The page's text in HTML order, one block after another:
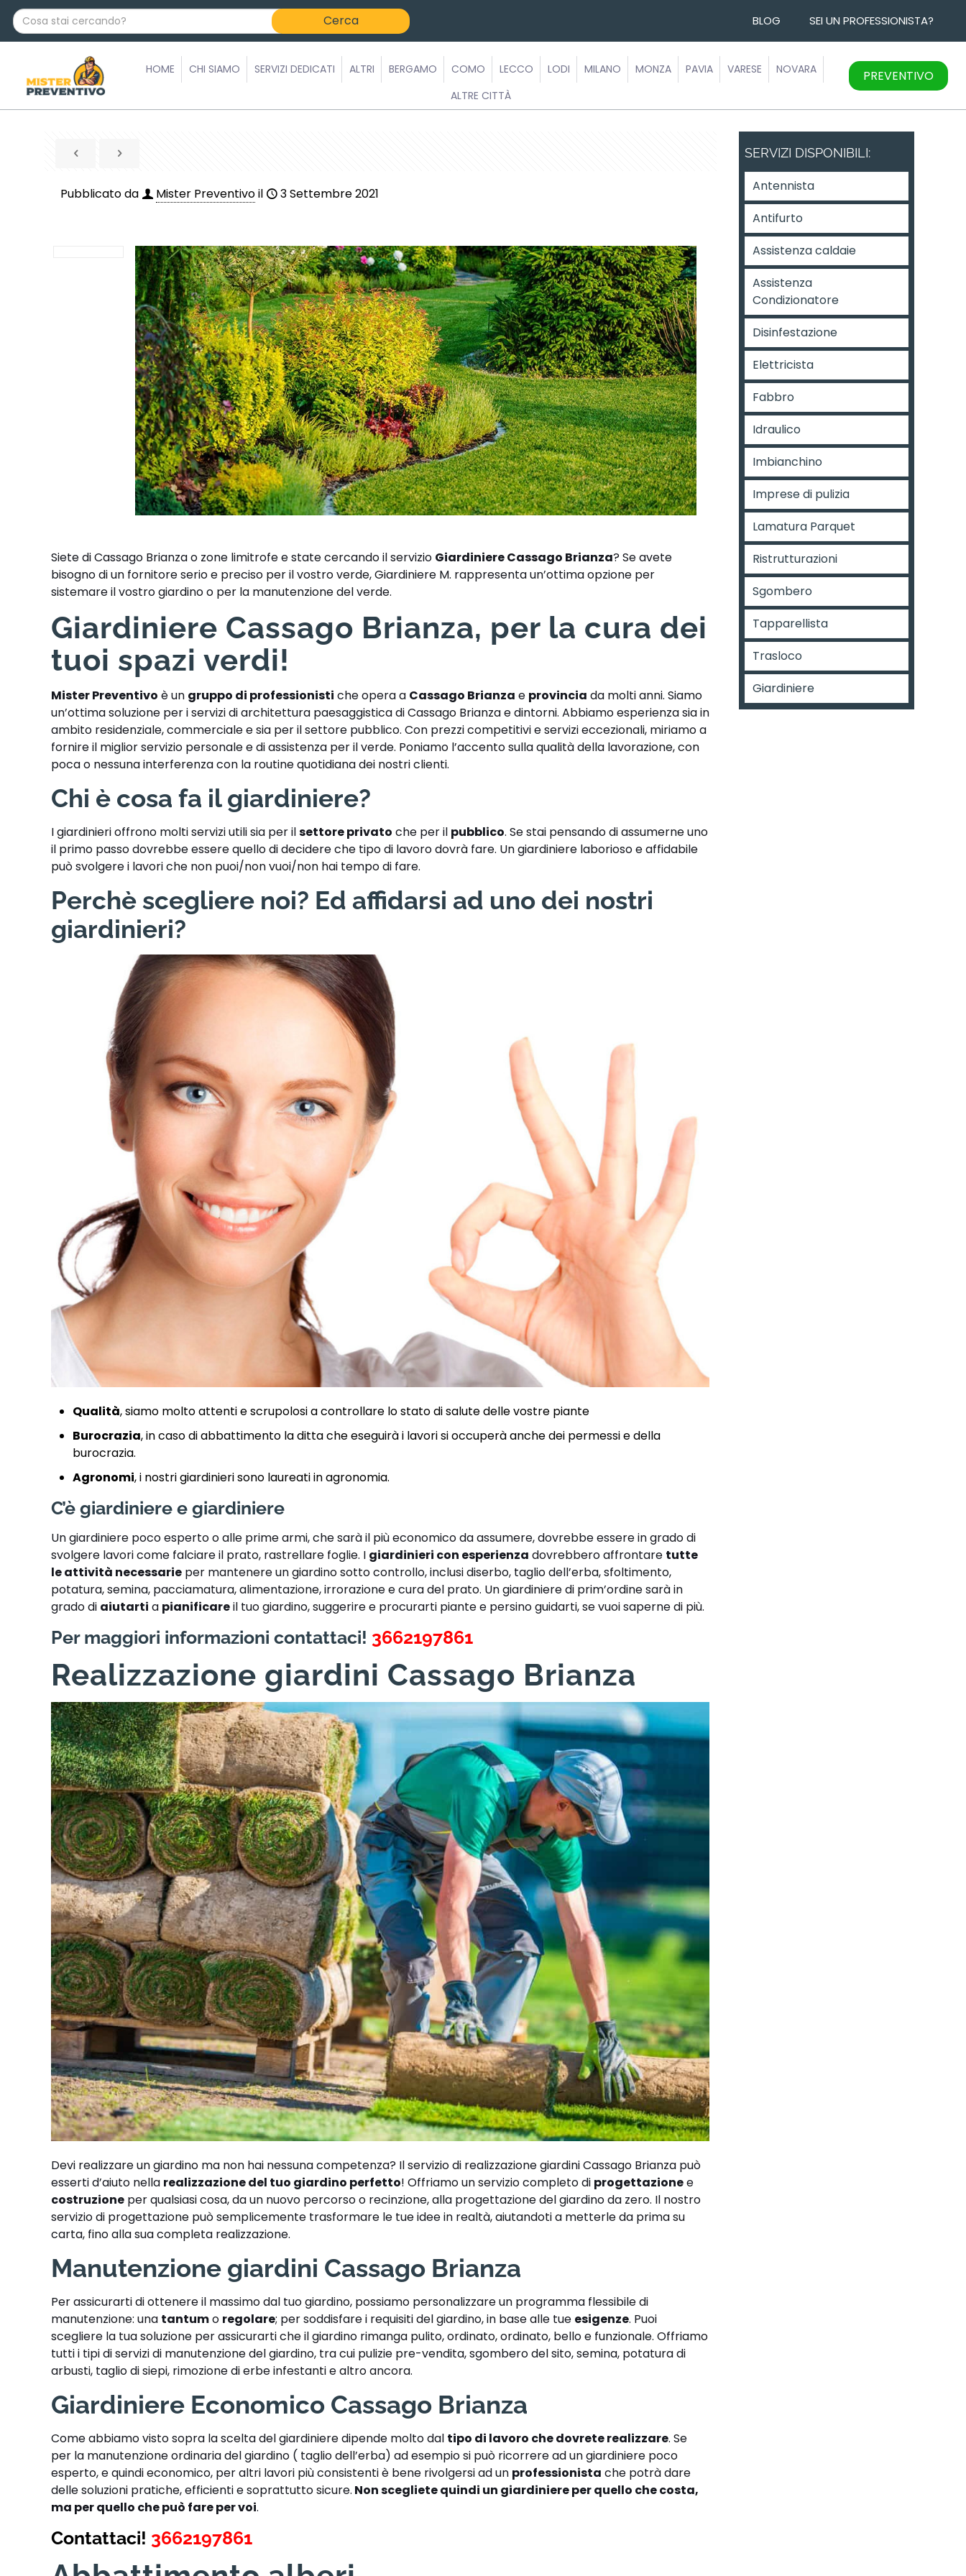
C
o
BLOG SEI UN PROFESSIONISTA?
HOME CHI SIAMO SERVIZI DEDICATI ALTRI BERGAMO COMO LECCO LODI MILANO MONZA PAVIA VARESE
NOVARA
ALTRE CITTÀ
PREVENTIVO
Pubblicato da Mister Preventivoil 3 Settembre 2021
Siete di Cassago Brianza o zone limitrofe e state cercando il servizio Giardiniere Cassago Brianza? Se avete
bisogno di un fornitore serio e preciso per il vostro verde, Giardiniere M. rappresenta un’ottima opzione per
sistemare il vostro giardino o per la manutenzione del verde.
Giardiniere Cassago Brianza, per la cura dei
tuoi spazi verdi!
Mister Preventivo è un gruppo di professionisti che opera a Cassago Brianza e provincia da molti anni. Siamo
un’ottima soluzione per i servizi di architettura paesaggistica di Cassago Brianza e dintorni. Abbiamo esperienza sia in
ambito residenziale, commerciale e sia per il settore pubblico. Con prezzi competitivi e servizi eccezionali, miriamo a
fornire il ​​miglior servizio personale e di assistenza per il verde. Poniamo l’accento sulla qualità della lavorazione, con
poca o nessuna interferenza con la routine quotidiana dei nostri clienti.
Chi è cosa fa il giardiniere?
I giardinieri offrono molti servizi utili sia per ilsettore privato che per il pubblico. Se stai pensando di assumerne uno
il primo passo dovrebbe essere quello di decidere che tipo di lavoro dovrà fare. Un giardiniere laborioso e affidabile
può svolgere i lavori che non puoi/non vuoi/non hai tempo di fare.
Perchè scegliere noi? Ed affidarsi ad uno dei nostri
giardinieri?
Qualità, siamo molto attenti e scrupolosi a controllare lo stato di salute delle vostre piante
Burocrazia, in caso di abbattimento la ditta che eseguirà i lavori si occuperà anche dei permessi e della
burocrazia.
Agronomi, i nostri giardinieri sono laureati in agronomia.
C’è giardiniere e giardiniere
Un giardiniere poco esperto o alle prime armi, che sarà il più economico da assumere, dovrebbe essere in grado di
svolgere lavori come falciare il prato, rastrellare foglie. I giardinieri con esperienza dovrebbero affrontare tutte
le attività necessarie per mantenere un giardino sotto controllo, inclusi diserbo, taglio dell’erba, sfoltimento,
potatura, semina, pacciamatura, alimentazione, irrorazione e cura del prato. Un giardiniere di prim’ordine sarà in
grado di aiutarti a pianificareil tuo giardino, suggerire e procurarti piante e persino guidarti, se vuoi saperne di più.
Per maggiori informazioni contattaci! 3662197861
Realizzazione giardini Cassago Brianza
Devi realizzare un giardino ma non hai nessuna competenza? Il servizio di realizzazione giardini Cassago Brianza può
esserti d’aiuto nella realizzazione del tuo giardino perfetto! Offriamo un servizio completo di progettazionee
costruzione per qualsiasi cosa, da un nuovo percorso o recinzione, alla progettazione del giardino da zero. Il nostro
servizio di progettazione può semplicemente trasformare le tue idee in realtà, aiutandoti a metterle da prima su
carta, fino alla sua completa realizzazione.
Manutenzione giardini Cassago Brianza
Per assicurarti di ottenere il massimo dal tuo giardino, possiamo personalizzare un programma flessibile di
manutenzione: una tantumo regolare; per soddisfare i requisiti del giardino, in base alle tue esigenze. Puoi
scegliere la tua soluzione per assicurarti che il giardino rimanga pulito, ordinato, ordinato, bello e funzionale. Offriamo
tutti i tipi di servizi di manutenzione del giardino, tra cui pulizie pre-vendita, sgombero del sito, semina, potatura di
arbusti, taglio di siepi, rimozione di erbe infestanti e altro ancora.
Giardiniere Economico Cassago Brianza
Come abbiamo visto sopra la scelta del giardiniere dipende molto dal tipo di lavoro che dovrete realizzare. Se
per la manutenzione ordinaria del giardino ( taglio dell’erba) ad esempio si può ricorrere ad un giardiniere poco
esperto, e quindi economico, per altri lavori più consistenti è bene rivolgersi ad un professionista che potrà dare
delle soluzioni pratiche, efficienti e soprattutto sicure. Non scegliete quindi un giardiniere per quello che costa,
ma per quello che può fare per voi.
Contattaci! 3662197861
SERVIZI DISPONIBILI:
Antennista
Antifurto
Assistenza caldaie
Assistenza
Condizionatore
Disinfestazione
Elettricista
Fabbro
Idraulico
Imbianchino
Imprese di pulizia
Lamatura Parquet
Ristrutturazioni
Sgombero
Tapparellista
Trasloco
Giardiniere